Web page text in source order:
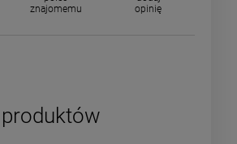
znajomemu
opinię